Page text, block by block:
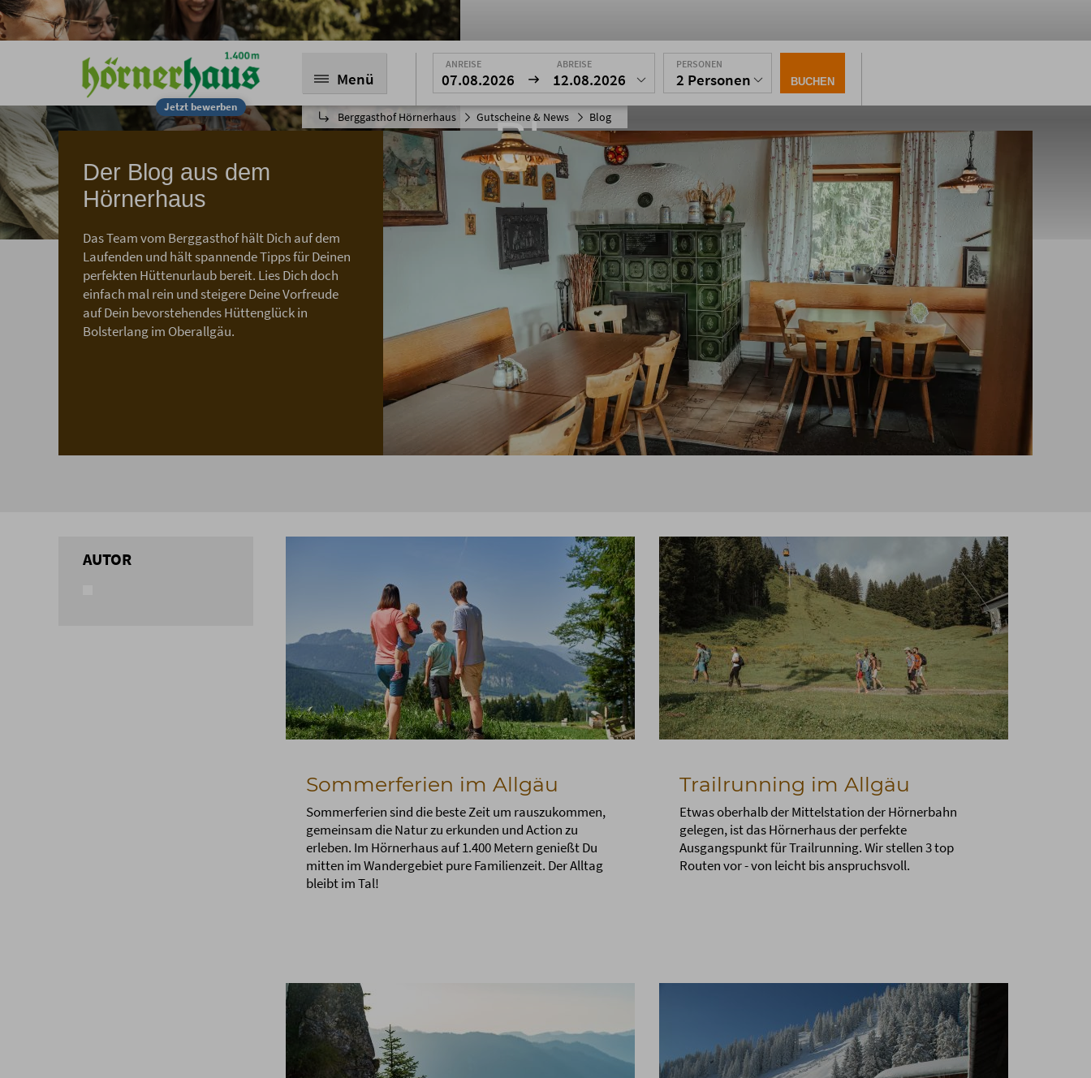
Jetzt bewerben
Menü
Berggasthof Hörnerhaus Gutscheine & News Blog
ANREISE
07.08.2026
ABREISE
12.08.2026
PERSONEN
2 Personen BUCHEN
Blog
Für alle Fans und Wissensbegierige
Der Blog aus dem
Hörnerhaus
Das Team vom Berggasthof hält Dich auf dem
Laufenden und hält spannende Tipps für Deinen
perfekten Hüttenurlaub bereit. Lies Dich doch
einfach mal rein und steigere Deine Vorfreude
auf Dein bevorstehendes Hüttenglück in
Bolsterlang im Oberallgäu.
AUTOR
Sommerferien im Allgäu
Sommerferien sind die beste Zeit um rauszukommen,
gemeinsam die Natur zu erkunden und Action zu
erleben. Im Hörnerhaus auf 1.400 Metern genießt Du
mitten im Wandergebiet pure Familienzeit. Der Alltag
bleibt im Tal!
Trailrunning im Allgäu
Etwas oberhalb der Mittelstation der Hörnerbahn
gelegen, ist das Hörnerhaus der perfekte
Ausgangspunkt für Trailrunning. Wir stellen 3 top
Routen vor - von leicht bis anspruchsvoll.